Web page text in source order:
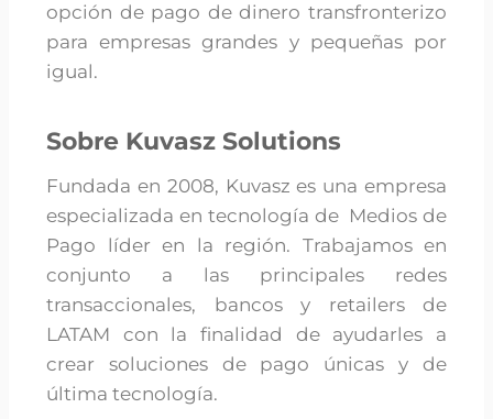
opción de pago de dinero transfronterizo
para empresas grandes y pequeñas por
igual.
Sobre Kuvasz Solutions
Fundada en 2008, Kuvasz es una empresa
especializada en tecnología de Medios de
Pago líder en la región. Trabajamos en
conjunto a las principales redes
transaccionales, bancos y retailers de
LATAM con la finalidad de ayudarles a
crear soluciones de pago únicas y de
última tecnología.